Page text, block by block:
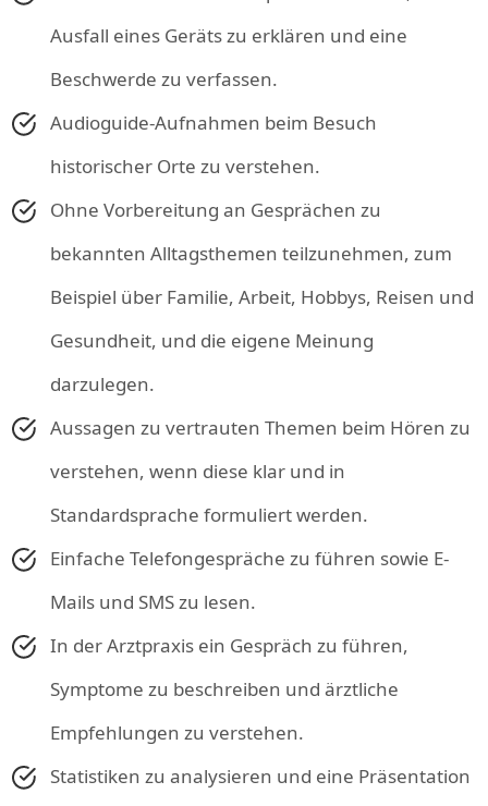
Ausfall eines Geräts zu erklären und eine
Beschwerde zu verfassen.
Audioguide-Aufnahmen beim Besuch
historischer Orte zu verstehen.
Ohne Vorbereitung an Gesprächen zu
bekannten Alltagsthemen teilzunehmen, zum
Beispiel über Familie, Arbeit, Hobbys, Reisen und
Gesundheit, und die eigene Meinung
darzulegen.
Aussagen zu vertrauten Themen beim Hören zu
verstehen, wenn diese klar und in
Standardsprache formuliert werden.
Einfache Telefongespräche zu führen sowie E-
Mails und SMS zu lesen.
In der Arztpraxis ein Gespräch zu führen,
Symptome zu beschreiben und ärztliche
Empfehlungen zu verstehen.
Statistiken zu analysieren und eine Präsentation